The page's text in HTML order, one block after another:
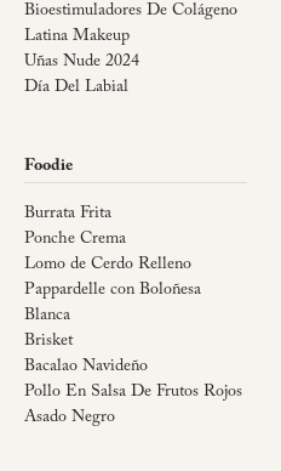
Bioestimuladores De Colágeno
Latina Makeup
Uñas Nude 2024
Día Del Labial
Foodie
Burrata Frita
Ponche Crema
Lomo de Cerdo Relleno
Pappardelle con Boloñesa
Blanca
Brisket
Bacalao Navideño
Pollo En Salsa De Frutos Rojos
Asado Negro